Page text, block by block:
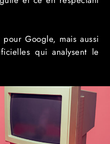
Google, mais aussi
qui analysent le